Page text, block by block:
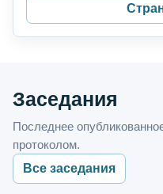
Заседания
Последнее
протоколом.
Все заседания